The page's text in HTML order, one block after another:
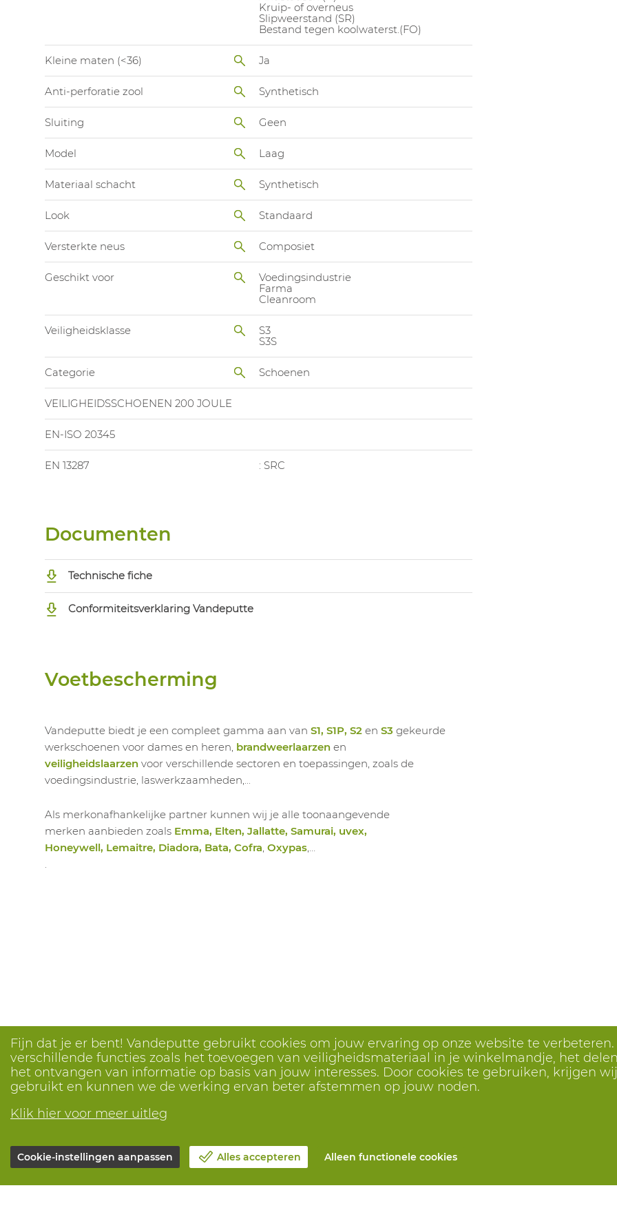
Kruip- of overneus
Slipweerstand (SR)
Bestand tegen koolwaterst.(FO)
Kleine maten (<36) Ja
Anti-perforatie zool Synthetisch
Sluiting Geen
Model Laag
Materiaal schacht Synthetisch
Look Standaard
Versterkte neus Composiet
Geschikt voor
Voedingsindustrie
Farma
Cleanroom
Veiligheidsklasse
S3
S3S
Categorie Schoenen
VEILIGHEIDSSCHOENEN 200 JOULE
EN-ISO 20345
EN 13287 : SRC
Documenten
Technische fiche
Conformiteitsverklaring Vandeputte
Voetbescherming
Vandeputte biedt je een compleet gamma aan van S1, S1P, S2 en S3 gekeurde
werkschoenen voor dames en heren, brandweerlaarzen en
veiligheidslaarzen voor verschillende sectoren en toepassingen, zoals de
voedingsindustrie, laswerkzaamheden,...
Als merkonafhankelijke partner kunnen wij je alle toonaangevende
merken aanbieden zoals Emma, Elten, Jallatte, Samurai, uvex,
Honeywell, Lemaitre, Diadora, Bata, Cofra, Oxypas,…
.
Fijn dat je er bent! Vandeputte gebruikt cookies om jouw ervaring op onze website te
verschillende functies zoals het toevoegen van veiligheidsmateriaal in je winkelmandje, het
het ontvangen van informatie op basis van jouw interesses. Door cookies te gebruiken, krijgen
gebruikt en kunnen we de werking ervan beter afstemmen op jouw noden.
Klik hier voor meer uitleg
Cookie-instellingen aanpassen Alles accepteren Alleen functionele cookies